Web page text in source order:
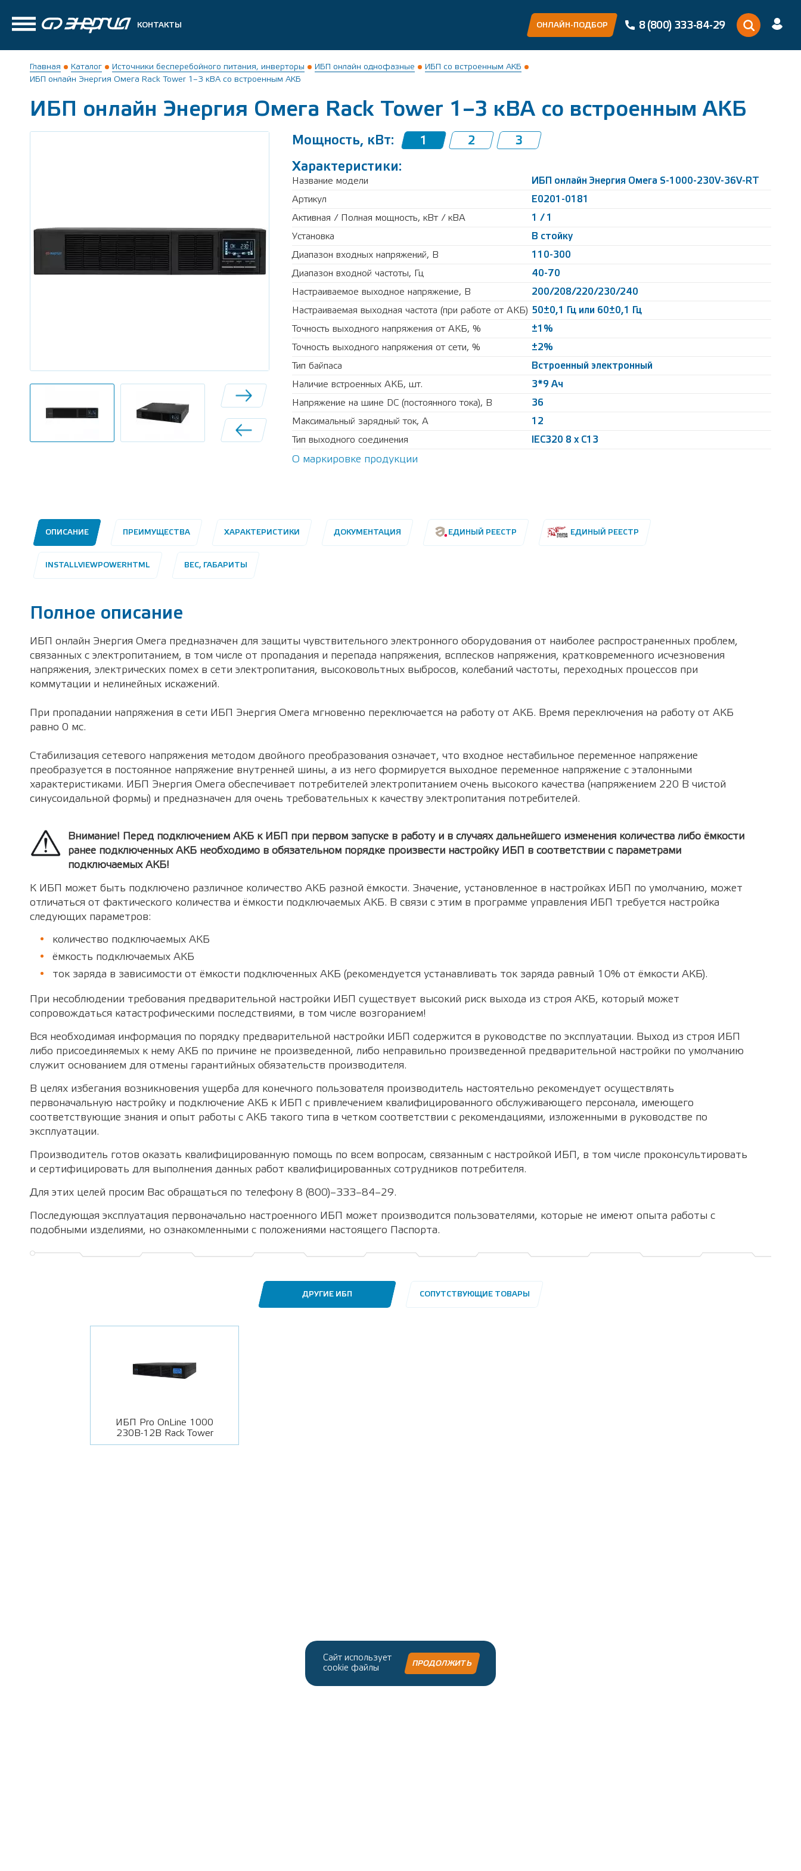
КОНТАКТЫ ОНЛАЙН-ПОДБОР 8 (800) 333-84-29
Главная Каталог Источники бесперебойного питания, инверторы ИБП онлайн однофазные
ИБП со встроенным АКБ
ИБП онлайн Энергия Омега Rack Tower 1–3 кВА со встроенным АКБ
ИБП онлайн Энергия Омега Rack Tower 1–3 кВА со встроенным АКБ
Мощность, кВт: 1 2 3
Характеристики:
Название модели
ИБП онлайн Энергия Омега S-1000-230V-36V-RT
Артикул
Е0201-0181
Активная / Полная мощность, кВт / кВА
1 / 1
Установка
В стойку
Диапазон входных напряжений, В
110-300
Диапазон входной частоты, Гц
40-70
Настраиваемое выходное напряжение, В
200/208/220/230/240
Настраиваемая выходная частота (при работе от АКБ) 50±0,1 Гц или 60±0,1 Гц
Точность выходного напряжения от АКБ, %
±1%
Точность выходного напряжения от сети, %
±2%
Тип байпаса
Встроенный электронный
Наличие встроенных АКБ, шт.
3*9 Ач
Напряжение на шине DC (постоянного тока), В
36
Максимальный зарядный ток, А
12
Тип выходного соединения
IEC320 8 x C13
О маркировке продукции
ОПИСАНИЕ ПРЕИМУЩЕСТВА ХАРАКТЕРИСТИКИ ДОКУМЕНТАЦИЯ ЕДИНЫЙ РЕЕСТР ЕДИНЫЙ РЕЕСТР
INSTALLVIEWPOWERHTML ВЕС, ГАБАРИТЫ
Полное описание
ИБП онлайн Энергия Омега предназначен для защиты чувствительного электронного оборудования от наиболее распространенных проблем,
связанных с электропитанием, в том числе от пропадания и перепада напряжения, всплесков напряжения, кратковременного исчезновения
напряжения, электрических помех в сети электропитания, высоковольтных выбросов, колебаний частоты, переходных процессов при
коммутации и нелинейных искажений.
При пропадании напряжения в сети ИБП Энергия Омега мгновенно переключается на работу от АКБ. Время переключения на работу от АКБ
равно 0 мс.
Стабилизация сетевого напряжения методом двойного преобразования означает, что входное нестабильное переменное напряжение
преобразуется в постоянное напряжение внутренней шины, а из него формируется выходное переменное напряжение с эталонными
характеристиками. ИБП Энергия Омега обеспечивает потребителей электропитанием очень высокого качества (напряжением 220 В чистой
синусоидальной формы) и предназначен для очень требовательных к качеству электропитания потребителей.
Внимание! Перед подключением АКБ к ИБП при первом запуске в работу и в случаях дальнейшего изменения количества либо ёмкости
ранее подключенных АКБ необходимо в обязательном порядке произвести настройку ИБП в соответствии c параметрами
подключаемых АКБ!
К ИБП может быть подключено различное количество АКБ разной ёмкости. Значение, установленное в настройках ИБП по умолчанию, может
отличаться от фактического количества и ёмкости подключаемых АКБ. В связи с этим в программе управления ИБП требуется настройка
следующих параметров:
количество подключаемых АКБ
ёмкость подключаемых АКБ
ток заряда в зависимости от ёмкости подключенных АКБ (рекомендуется устанавливать ток заряда равный 10% от ёмкости АКБ).
При несоблюдении требования предварительной настройки ИБП существует высокий риск выхода из строя АКБ, который может
сопровождаться катастрофическими последствиями, в том числе возгоранием!
Вся необходимая информация по порядку предварительной настройки ИБП содержится в руководстве по эксплуатации. Выход из строя ИБП
либо присоединяемых к нему АКБ по причине не произведенной, либо неправильно произведенной предварительной настройки по умолчанию
служит основанием для отмены гарантийных обязательств производителя.
В целях избегания возникновения ущерба для конечного пользователя производитель настоятельно рекомендует осуществлять
первоначальную настройку и подключение АКБ к ИБП с привлечением квалифицированного обслуживающего персонала, имеющего
соответствующие знания и опыт работы с АКБ такого типа в четком соответствии с рекомендациями, изложенными в руководстве по
эксплуатации.
Производитель готов оказать квалифицированную помощь по всем вопросам, связанным с настройкой ИБП, в том числе проконсультировать
и сертифицировать для выполнения данных работ квалифицированных сотрудников потребителя.
Для этих целей просим Вас обращаться по телефону 8 (800)–333–84–29.
Последующая эксплуатация первоначально настроенного ИБП может производится пользователями, которые не имеют опыта работы с
подобными изделиями, но ознакомленными с положениями настоящего Паспорта.
ДРУГИЕ ИБП СОПУТСТВУЮЩИЕ ТОВАРЫ
ИБП Pro OnLine 1000
230В-12В Rack Tower
Сайт использует
cookie файлы
ПРОДОЛЖИТЬ